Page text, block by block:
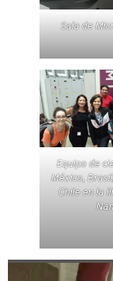
Sala de
Equipo de
México,
Chile en la